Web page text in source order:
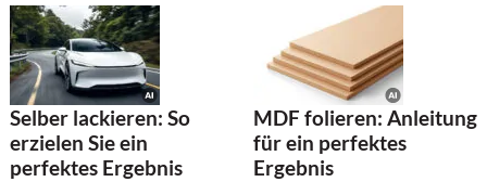
Selber lackieren: So
erzielen Sie ein
perfektes Ergebnis
MDF folieren: Anleitung
für ein perfektes
Ergebnis